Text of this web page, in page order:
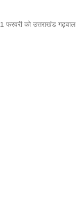
फरवरी को उत्तराखंड गढ़वाल